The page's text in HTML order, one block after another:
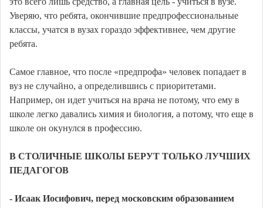
Уверяю, что ребята, окончившие предпрофессиональные
классы, учатся в вузах гораздо эффективнее, чем другие
ребята.
Самое главное, что после «предпрофа» человек попадает в
вуз не случайно, а определившись с приоритетами.
Например, он идет учиться на врача не потому, что ему в
школе легко давались химия и биология, а потому, что еще в
школе он окунулся в профессию.
В СТОЛИЧНЫЕ ШКОЛЫ БЕРУТ ТОЛЬКО ЛУЧШИХ
ПЕДАГОГОВ
- Исаак Иосифович, перед московским образованием